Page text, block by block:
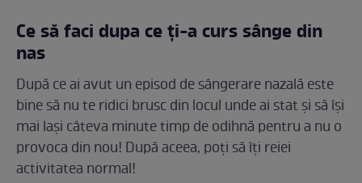
Ce să faci dupa ce ți-a curs sânge din
nas
După ce ai avut un episod de sângerare nazală este
bine să nu te ridici brusc din locul unde ai stat și să își
mai lași câteva minute timp de odihnă pentru a nu o
provoca din nou! După aceea, poți să îți reiei
activitatea normal!